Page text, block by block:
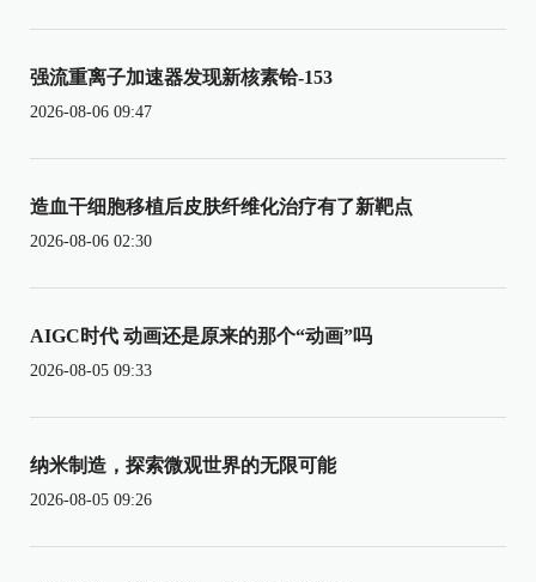
强流重离子加速器发现新核素铪-153
2026-08-06 09:47
造血干细胞移植后皮肤纤维化治疗有了新靶点
2026-08-06 02:30
AIGC时代 动画还是原来的那个“动画”吗
2026-08-05 09:33
纳米制造，探索微观世界的无限可能
2026-08-05 09:26